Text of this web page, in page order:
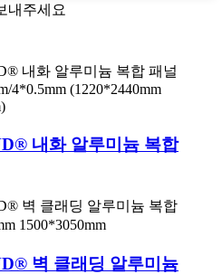
내주세요
내화 알루미늄 복합
벽 클래딩 알루미늄